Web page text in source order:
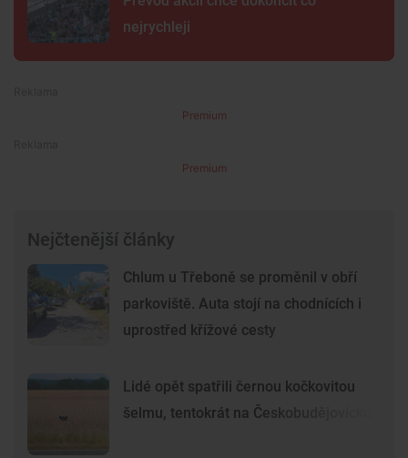
nejrychleji
Premium
Premium
Nejčtenější články
Chlum u Třeboně se proměnil v obří
parkoviště. Auta stojí na chodnících i
uprostřed křížové cesty
Lidé opět spatřili černou kočkovitou
šelmu, tentokrát na Českobudějovicku